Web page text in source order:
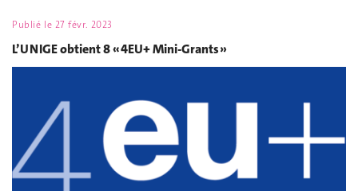
Publié le 27 févr. 2023
L’UNIGE obtient 8 « 4EU+ Mini-Grants »